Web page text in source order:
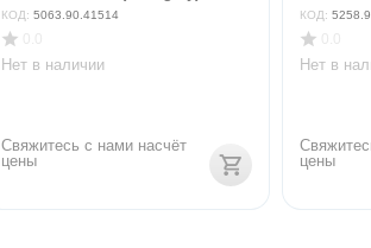
КОД: 5063.90.41514
Нет в наличии
Свяжитесь с нами насчёт
цены
КОД:
Нет в
цены